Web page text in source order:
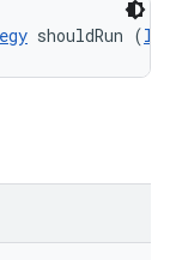
shouldRun (